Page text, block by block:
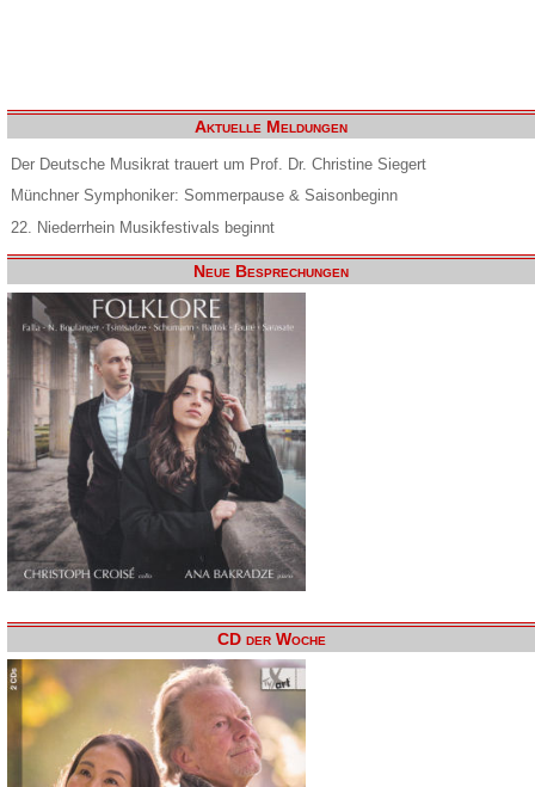
Aktuelle Meldungen
Der Deutsche Musikrat trauert um Prof. Dr. Christine Siegert
Münchner Symphoniker: Sommerpause & Saisonbeginn
22. Niederrhein Musikfestivals beginnt
Neue Besprechungen
CD der Woche